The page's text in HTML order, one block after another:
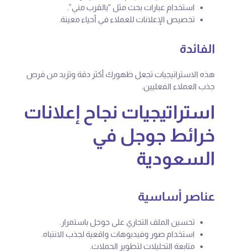
استخدام عبارات بحث مثل “بالقرب مني”.
تخصيص الإعلانات للعملاء في أحياء معينة.
الفائدة
هذه الاستراتيجيات تجعل ظهورك أكثر دقة وتزيد من فرص
جذب العملاء الفعليين.
استراتيجيات نجاح إعلانات
خرائط جوجل في
السعودية
عناصر أساسية
تحسين الملف التجاري على جوجل باستمرار.
استخدام صور وفيديوهات واقعية لجذب الانتباه.
متابعة التحليلات لتطوير الحملات.